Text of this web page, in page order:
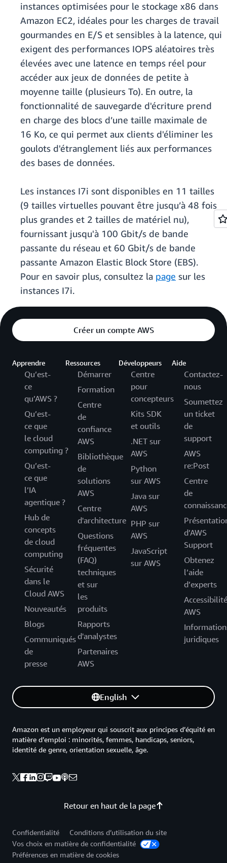
instances optimisées pour le stockage x86 dans
Amazon EC2, idéales pour les charges de travail
gourmandes en E/S et sensibles à la latence, qui
exigent des performances IOPS aléatoires très
élevées avec une latence en temps réel pour
accéder aux jeux de données de petite à
moyenne taille (plusieurs To). En outre, la
fonctionnalité de sauvegarde d'écriture prend
en charge des blocs d’une taille maximale de
16 Ko, ce qui permet aux clients d'éliminer les
goulots d'étranglement liés aux performances
des bases de données.
Les instances I7i sont disponibles en 11 tailles
(9 tailles virtuelles pouvant être jusqu’à 48 fois
plus grandes et 2 tailles de matériel nu),
fournissant jusqu'à 100 Gbit/s de bande
passante du réseau et 60 Gbit/s de bande
passante Amazon Elastic Block Store (EBS).
Pour en savoir plus, consultez la page sur les
instances I7i.
Créer un compte AWS
Apprendre
Qu’est-
ce
qu’AWS ?
Qu’est-
ce que
le cloud
computing ?
Qu’est-
ce que
l’IA
agentique ?
Hub de
concepts
de cloud
computing
Sécurité
dans le
Cloud AWS
Nouveautés
Blogs
Communiqués
de
presse
Ressources
Démarrer
Formation
Centre
de
confiance
AWS
Bibliothèque
de
solutions
AWS
Centre
d'architecture
Questions
fréquentes
(FAQ)
techniques
et sur
les
produits
Rapports
d'analystes
Partenaires
AWS
Développeurs
Centre
pour
concepteurs
Kits SDK
et outils
.NET sur
AWS
Python
sur AWS
Java sur
AWS
PHP sur
AWS
JavaScript
sur AWS
Aide
Contactez-
nous
Soumettez
un ticket
de
support
AWS
re:Post
Centre
de
d’AWS
Support
Obtenez
l’aide
d’experts
Accessibilité
AWS
juridiques
English
Retour en haut de la page
Amazon est un employeur qui souscrit aux principes d’équité en
matière d’emploi : minorités, femmes, handicaps, seniors,
identité de genre, orientation sexuelle, âge.
Confidentialité
Conditions d’utilisation du site
Vos choix en matière de confidentialité
Préférences en matière de cookies